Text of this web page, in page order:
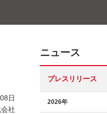
日
社
ニュース
プレスリリース
2026年